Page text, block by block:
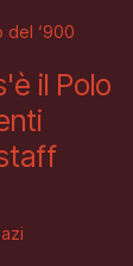
del ‘900
il Polo